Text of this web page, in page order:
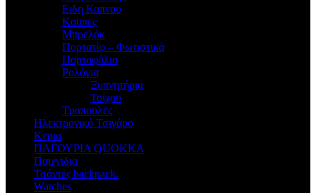
Ειδη Καπνου
Κουπες
Μπρελόκ
Πορτατίφ – Φωτιστικά
Πορτοφόλια
Ρολόγια
Ξυπνητήρια
Τοίχου
Τραπουλες
Ηλεκτρονικό Τσιγάρο
Κερια
ΠΑΓΟΥΡΙΑ QUOKKA
Παιχνιδια
Τσάντες backpack.
Watches